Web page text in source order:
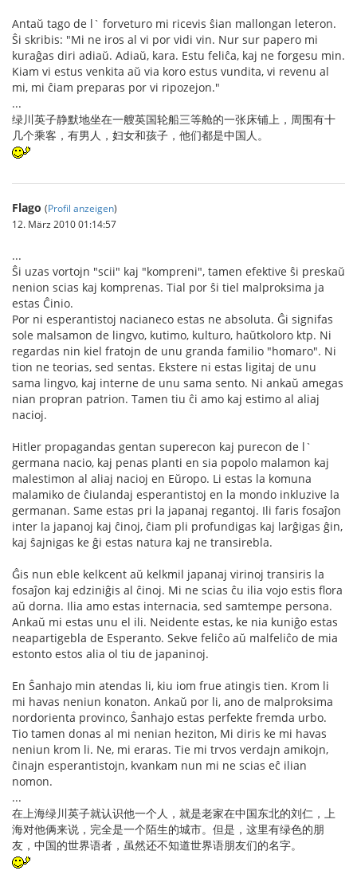
Antaŭ tago de l` forveturo mi ricevis ŝian mallongan leteron.
Ŝi skribis: "Mi ne iros al vi por vidi vin. Nur sur papero mi
kuraĝas diri adiaŭ. Adiaŭ, kara. Estu feliĉa, kaj ne forgesu min.
Kiam vi estus venkita aŭ via koro estus vundita, vi revenu al
mi, mi ĉiam preparas por vi ripozejon."
...
绿川英子静默地坐在一艘英国轮船三等舱的一张床铺上，周围有十
几个乘客，有男人，妇女和孩子，他们都是中国人。
Flago (Profil anzeigen)
12. März 2010 01:14:57
...
Ŝi uzas vortojn "scii" kaj "kompreni", tamen efektive ŝi preskaŭ
nenion scias kaj komprenas. Tial por ŝi tiel malproksima ja
estas Ĉinio.
Por ni esperantistoj nacianeco estas ne absoluta. Ĝi signifas
sole malsamon de lingvo, kutimo, kulturo, haŭtkoloro ktp. Ni
regardas nin kiel fratojn de unu granda familio "homaro". Ni
tion ne teorias, sed sentas. Ekstere ni estas ligitaj de unu
sama lingvo, kaj interne de unu sama sento. Ni ankaŭ amegas
nian propran patrion. Tamen tiu ĉi amo kaj estimo al aliaj
nacioj.
Hitler propagandas gentan superecon kaj purecon de l`
germana nacio, kaj penas planti en sia popolo malamon kaj
malestimon al aliaj nacioj en Eŭropo. Li estas la komuna
malamiko de ĉiulandaj esperantistoj en la mondo inkluzive la
germanan. Same estas pri la japanaj regantoj. Ili faris fosaĵon
inter la japanoj kaj ĉinoj, ĉiam pli profundigas kaj larĝigas ĝin,
kaj ŝajnigas ke ĝi estas natura kaj ne transirebla.
Ĝis nun eble kelkcent aŭ kelkmil japanaj virinoj transiris la
fosaĵon kaj edziniĝis al ĉinoj. Mi ne scias ĉu ilia vojo estis flora
aŭ dorna. Ilia amo estas internacia, sed samtempe persona.
Ankaŭ mi estas unu el ili. Neidente estas, ke nia kuniĝo estas
neapartigebla de Esperanto. Sekve feliĉo aŭ malfeliĉo de mia
estonto estos alia ol tiu de japaninoj.
En Ŝanhajo min atendas li, kiu iom frue atingis tien. Krom li
mi havas neniun konaton. Ankaŭ por li, ano de malproksima
nordorienta provinco, Ŝanhajo estas perfekte fremda urbo.
Tio tamen donas al mi nenian heziton, Mi diris ke mi havas
neniun krom li. Ne, mi eraras. Tie mi trvos verdajn amikojn,
ĉinajn esperantistojn, kvankam nun mi ne scias eĉ ilian
nomon.
...
在上海绿川英子就认识他一个人，就是老家在中国东北的刘仁，上
海对他俩来说，完全是一个陌生的城市。但是，这里有绿色的朋
友，中国的世界语者，虽然还不知道世界语朋友们的名字。